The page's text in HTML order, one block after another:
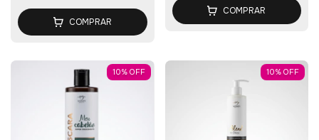
COMPRAR
COMPRAR
10% OFF 10% OFF